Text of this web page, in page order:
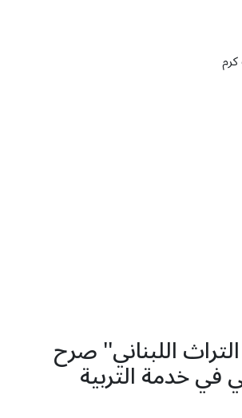
اللبناني'' صرح
في خدمة التربية